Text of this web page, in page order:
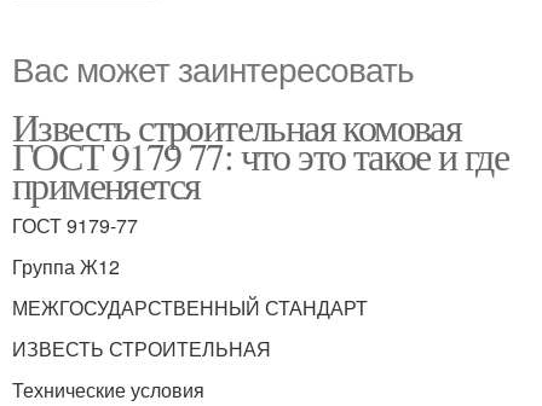
Вас может заинтересовать
Известь строительная комовая
ГОСТ 9179 77: что это такое и где
применяется
ГОСТ 9179-77
Группа Ж12
МЕЖГОСУДАРСТВЕННЫЙ СТАНДАРТ
ИЗВЕСТЬ СТРОИТЕЛЬНАЯ
Технические условия